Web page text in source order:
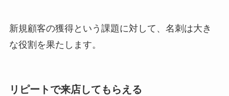
新規顧客の獲得という課題に対して、名刺は大き
な役割を果たします。
リピートで来店してもらえる